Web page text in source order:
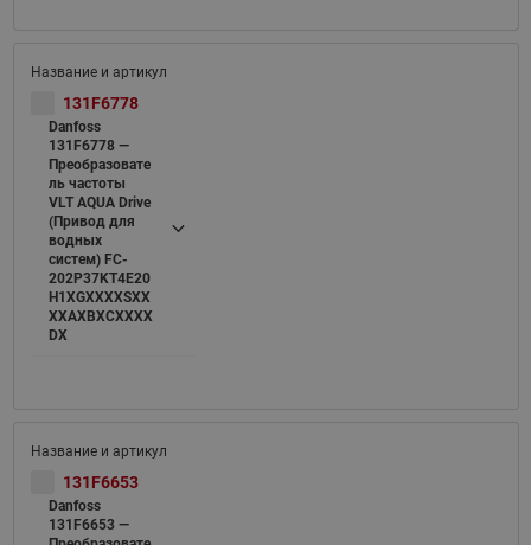
131F6778
Danfoss
131F6778 —
Преобразовате
ль частоты
VLT AQUA Drive
(Привод для
водных
систем) FC-
202P37KT4E20
H1XGXXXXSXX
XXAXBXCXXXX
DX
131F6653
Danfoss
131F6653 —